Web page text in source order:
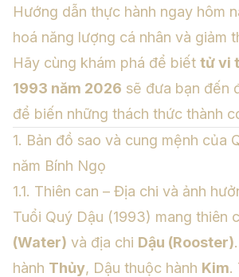
Hướng dẫn thực hành ngay hôm
hoá năng lượng cá nhân và giảm
Hãy cùng khám phá để biết tử vi
1993 năm 2026 sẽ đưa bạn đến
để biến những thách thức thành
1. Bản đồ sao và cung mệnh của
năm Bính Ngọ
1.1. Thiên can – Địa chi và ảnh
Tuổi Quý Dậu (1993) mang thiên
(Water) và địa chi Dậu (Rooster)
hành Thủy, Dậu thuộc hành Kim.